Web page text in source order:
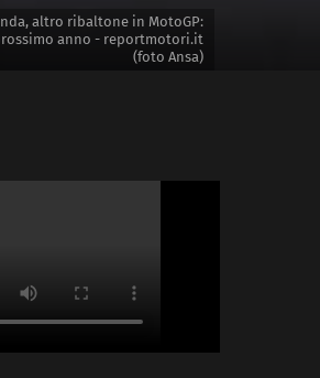
altro ribaltone in MotoGP:
anno - reportmotori.it
(foto Ansa)